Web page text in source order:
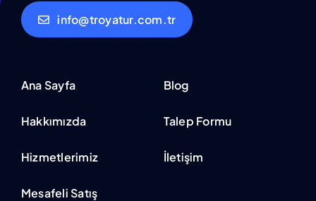
info@troyatur.com.tr
Ana Sayfa
Hakkımızda
Hizmetlerimiz
Mesafeli Satış
Blog
Talep Formu
İletişim